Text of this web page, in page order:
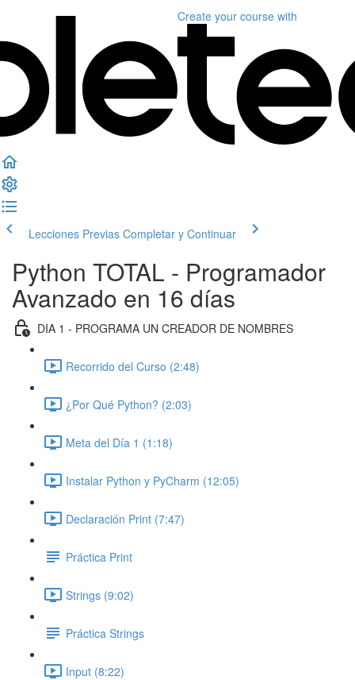
Create your course with
Lecciones Previas Completar y Continuar
Python TOTAL - Programador
Avanzado en 16 días
DIA 1 - PROGRAMA UN CREADOR DE NOMBRES
Recorrido del Curso (2:48)
¿Por Qué Python? (2:03)
Meta del Día 1 (1:18)
Instalar Python y PyCharm (12:05)
Declaración Print (7:47)
Práctica Print
Strings (9:02)
Práctica Strings
Input (8:22)